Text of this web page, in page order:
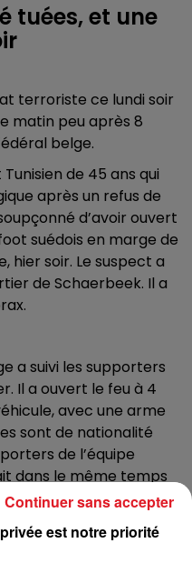
tuées, et une
terroriste ce lundi soir
matin peu après 8
belge.
de 45 ans qui
après un refus de
d’avoir ouvert
suédois en marge de
hier soir. Le suspect a
de Schaerbeek. Il a
a suivi les supporters
Il a ouvert le feu à 4
avec une arme
sont de nationalité
de l’équipe
dans le même temps
pour le compte des
a été stoppée, et
à l’intérieur du stade
est notre priorité
Continuer sans accepter